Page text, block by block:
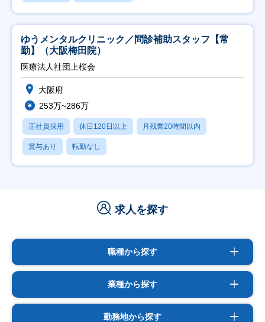
ゆうメンタルクリニック／問診補助スタッフ【常
勤】（大阪梅田院）
医療法人社団上桜会
大阪府
253万~286万
正社員採用 休日120日以上 月残業20時間以内
賞与あり 転勤なし
求人を探す
職種から探す
業種から探す
勤務地から探す